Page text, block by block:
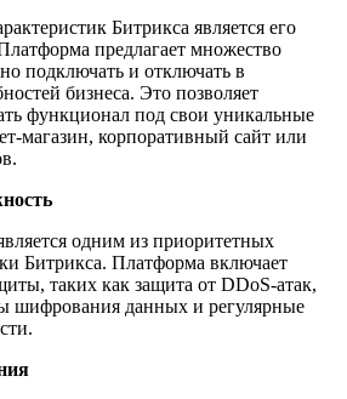
Битрикса является его
предлагает множество
подключать и отключать в
бизнеса. Это позволяет
функционал под свои уникальные
магазин, корпоративный сайт или
одним из приоритетных
Битрикса. Платформа включает
таких как защита от DDoS-атак,
шифрования данных и регулярные